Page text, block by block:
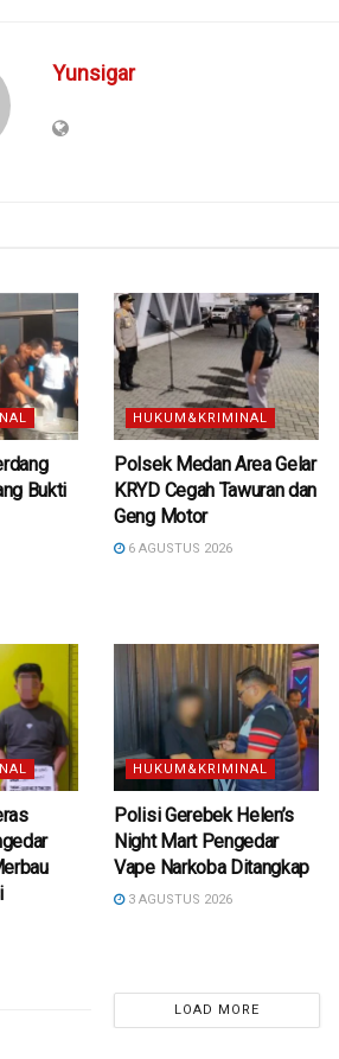
Yunsigar
Bukti
HUKUM&KRIMINAL
Polsek Medan Area Gelar
KRYD Cegah Tawuran dan
Geng Motor
6 AGUSTUS 2026
HUKUM&KRIMINAL
Polisi Gerebek Helen’s
Night Mart Pengedar
Vape Narkoba Ditangkap
3 AGUSTUS 2026
LOAD MORE